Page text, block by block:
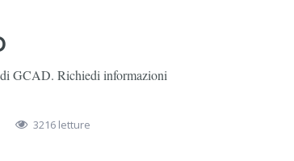
GCAD. Richiedi informazioni
3216 letture